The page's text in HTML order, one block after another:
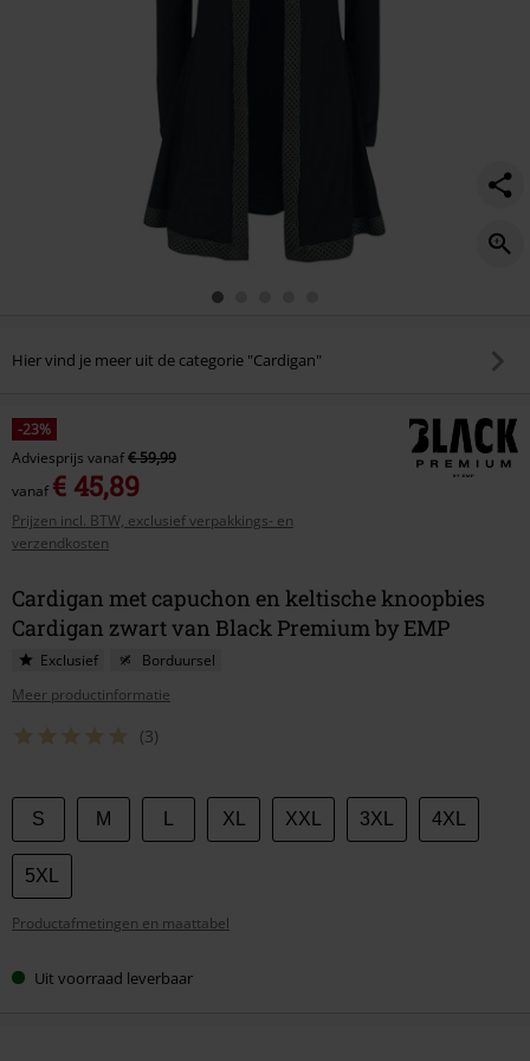
Hier vind je meer uit de categorie "Cardigan"
-23%
Adviesprijs vanaf€ 59,99
vanaf€ 45,89
Prijzen incl. BTW, exclusief verpakkings- en
verzendkosten
Cardigan met capuchon en keltische knoopbies
Cardigan zwart van Black Premium by EMP
Exclusief
Borduursel
Meer productinformatie
(3)
Kies
je
maat
S M XL XXL 3XL 4XL
5XL
Productafmetingen en maattabel
Uit voorraad leverbaar